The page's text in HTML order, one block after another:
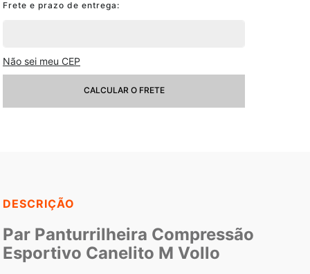
Não sei meu CEP
CALCULAR O FRETE
DESCRIÇÃO
Par Panturrilheira Compressão
Esportivo Canelito M Vollo